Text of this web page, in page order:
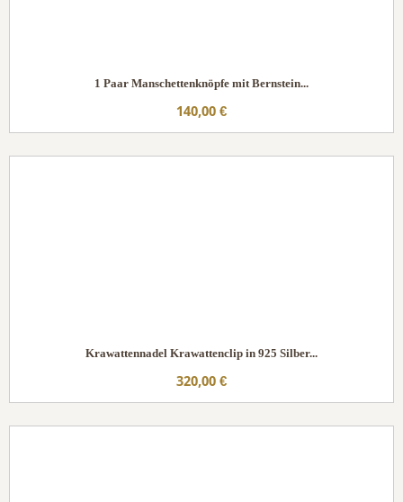
1 Paar Manschettenknöpfe mit Bernstein...
140,00 €
Krawattennadel Krawattenclip in 925 Silber...
320,00 €